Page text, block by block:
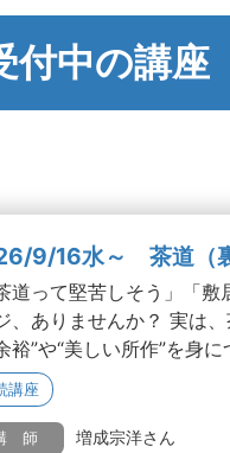
付中の講座
9/16水～ 茶道（
道って堅苦しそう」「
、ありませんか？ 実は
裕”や“美しい所作”を身に
講座
師 増成宗洋さん